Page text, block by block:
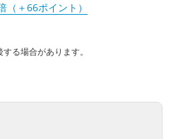
＋66ポイント）
る場合があります。